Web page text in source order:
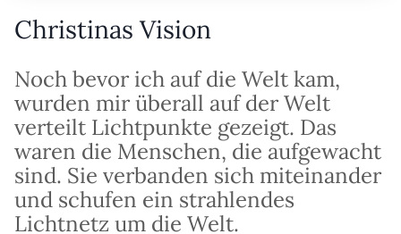
Christinas Vision
Noch bevor ich auf die Welt kam,
wurden mir überall auf der Welt
verteilt Lichtpunkte gezeigt. Das
waren die Menschen, die aufgewacht
sind. Sie verbanden sich miteinander
und schufen ein strahlendes
Lichtnetz um die Welt.